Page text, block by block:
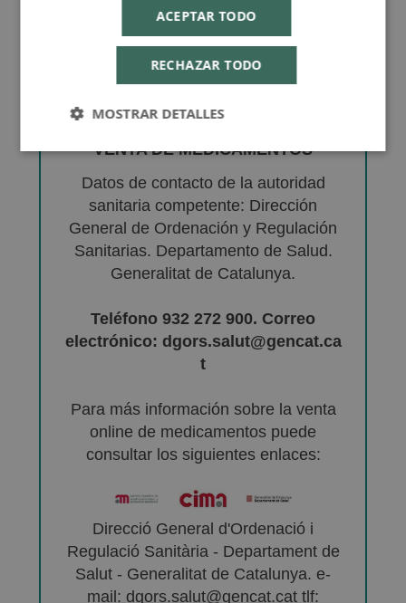
VENTA DE MEDICAMENTOS
Datos de contacto de la autoridad
sanitaria competente: Dirección
General de Ordenación y Regulación
Sanitarias. Departamento de Salud.
Generalitat de Catalunya.
Teléfono 932 272 900. Correo
electrónico: dgors.salut@gencat.ca
t
Para más información sobre la venta
online de medicamentos puede
consultar los siguientes enlaces:
Direcció General d'Ordenació i
Regulació Sanitària - Departament de
Salut - Generalitat de Catalunya. e-
mail: dgors.salut@gencat.cat tlf:
ACEPTAR TODO
RECHAZAR TODO
MOSTRAR DETALLES